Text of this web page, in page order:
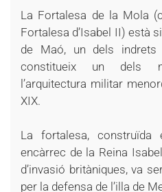
La Fortalesa de la Mola
Fortalesa d’Isabel II) està
de Maó, un dels
constitueix un dels
l’arquitectura militar
XIX.
La fortalesa,
encàrrec de la Reina
d’invasió britàniques, va
per la defensa de l’illa de